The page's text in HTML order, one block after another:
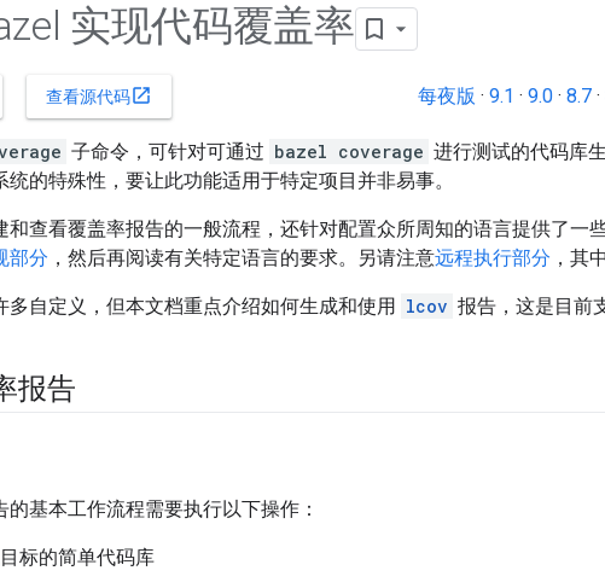
实现代码覆盖率
查看源代码open_in_new 每夜版 · 9.1 · 9.0 · 8.7 ·
子命令，可针对可通过 bazel coverage 进行测试的代码库
统的特殊性，要让此功能适用于特定项目并非易事。
和查看覆盖率报告的一般流程，还针对配置众所周知的语言提供了一
部分 ，然后再阅读有关特定语言的要求。另请注意远程执行部分 ，其
多自定义，但本文档重点介绍如何生成和使用 lcov 报告，这是目前
报告
的基本工作流程需要执行以下操作：
标的简单代码库